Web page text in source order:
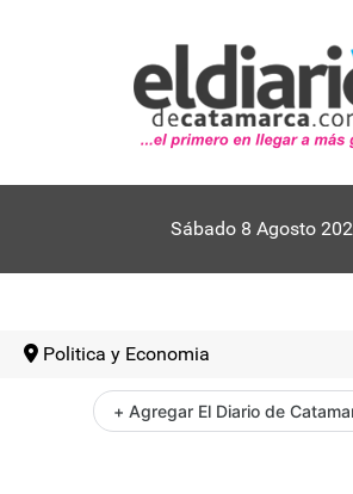
Sábado 8 Agosto
Politica y Economia
+ Agregar El Diario de